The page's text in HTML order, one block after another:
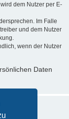
dem Nutzer per E-
Im Falle
und dem Nutzer
wenn der Nutzer
Daten